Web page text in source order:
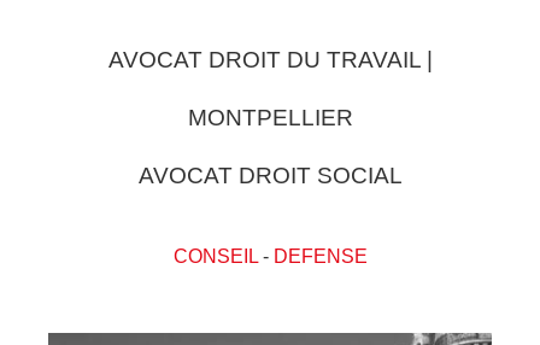
AVOCAT DROIT DU TRAVAIL |
MONTPELLIER
AVOCAT DROIT SOCIAL
CONSEIL- DEFENSE